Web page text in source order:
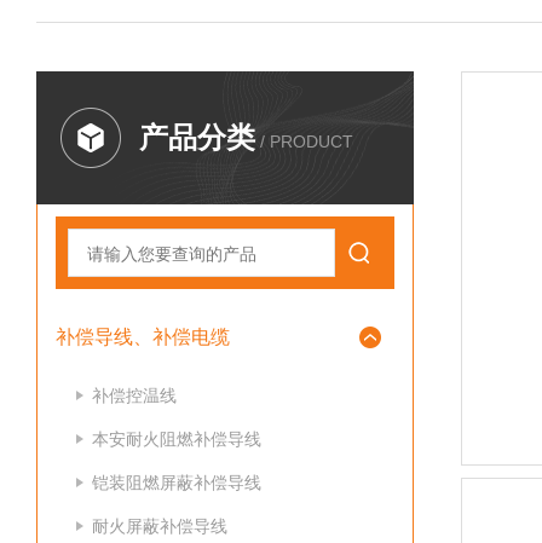
产品分类 / PRODUCT
补偿导线、补偿电缆
补偿控温线
本安耐火阻燃补偿导线
铠装阻燃屏蔽补偿导线
耐火屏蔽补偿导线